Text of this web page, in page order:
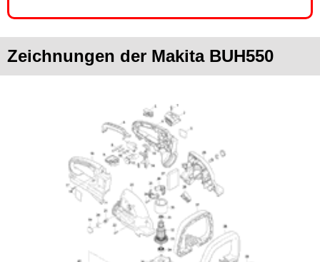
Zeichnungen der Makita BUH550